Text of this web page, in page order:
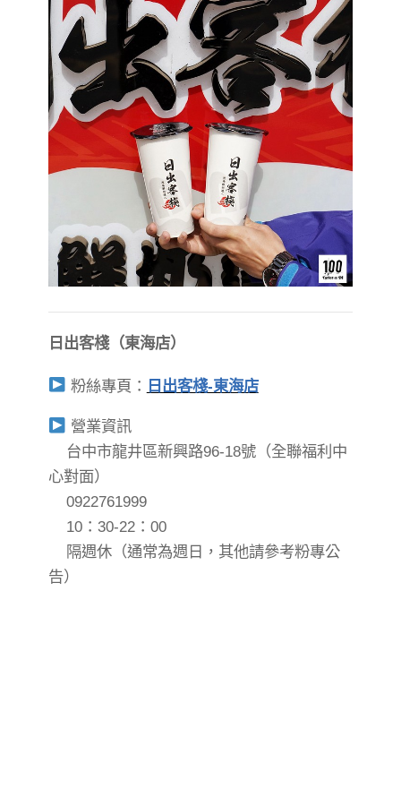
日出客棧（東海店）
粉絲專頁： 日出客棧-東海店
營業資訊
台中市龍井區新興路96-18號（全聯福利中
心對面）
0922761999
10：30-22：00
隔週休（通常為週日，其他請參考粉專公
告）